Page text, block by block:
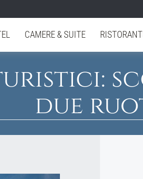
CAMERE & SUITE
due